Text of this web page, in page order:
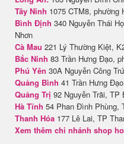
Tây Ninh 1075 CTM8, phường
Bình Định 340 Nguyễn Thái
Nhơn
Cà Mau 221 Lý Thường Kiệt,
Bắc Ninh 83 Trần Hưng Đạo,
Phú Yên 30A Nguyễn Công
Quảng Bình 41 Trần Hưng
Quảng Trị 92 Nguyễn Trãi, TP
Hà Tĩnh 54 Phan Đình Phùng,
Thanh Hóa 177 Lê Lai, TP
Xem thêm chi nhánh shop